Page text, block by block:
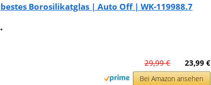
bestes Borosilikatglas | Auto Off | WK-119988.7
23,99 €
29,99 €
Bei Amazon ansehen